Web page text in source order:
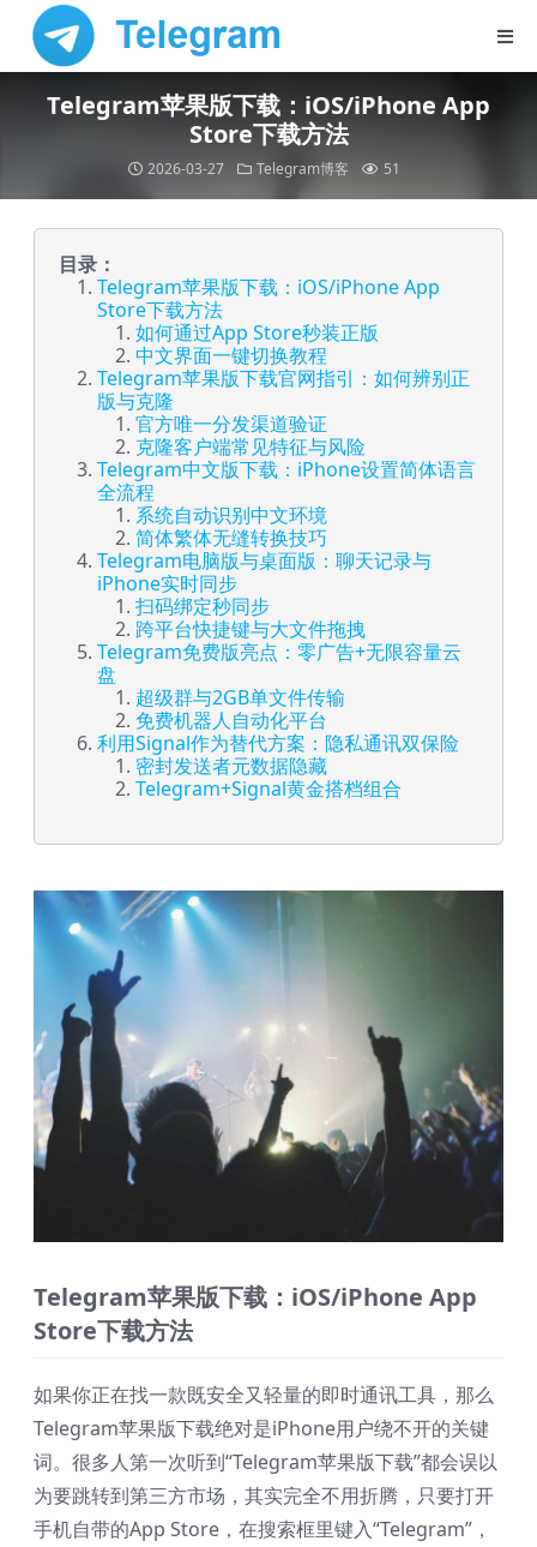
Telegram苹果版下载：iOS/iPhone App
Store下载方法
2026-03-27 Telegram博客 51
目录：
Telegram苹果版下载：iOS/iPhone App
Store下载方法
如何通过App Store秒装正版
中文界面一键切换教程
Telegram苹果版下载官网指引：如何辨别正
版与克隆
官方唯一分发渠道验证
克隆客户端常见特征与风险
Telegram中文版下载：iPhone设置简体语言
全流程
系统自动识别中文环境
简体繁体无缝转换技巧
Telegram电脑版与桌面版：聊天记录与
iPhone实时同步
扫码绑定秒同步
跨平台快捷键与大文件拖拽
Telegram免费版亮点：零广告+无限容量云
盘
超级群与2GB单文件传输
免费机器人自动化平台
利用Signal作为替代方案：隐私通讯双保险
密封发送者元数据隐藏
Telegram+Signal黄金搭档组合
Telegram苹果版下载：iOS/iPhone App
Store下载方法
如果你正在找一款既安全又轻量的即时通讯工具，那么
Telegram苹果版下载绝对是iPhone用户绕不开的关键
词。很多人第一次听到“Telegram苹果版下载”都会误以
为要跳转到第三方市场，其实完全不用折腾，只要打开
手机自带的App Store，在搜索框里键入“Telegram”，